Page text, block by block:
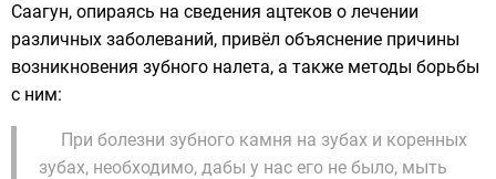
Саагун, опираясь на сведения ацтеков о лечении
различных заболеваний, привёл объяснение причины
возникновения зубного налета, а также методы борьбы
с ним:
При болезни зубного камня на зубах и коренных
зубах, необходимо, дабы у нас его не было, мыть